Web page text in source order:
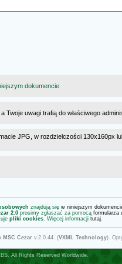
dokumencie
, a Twoje uwagi trafią do właściwego
JPG, w rozdzielczości 130x160px
znajdują się w niniejszym
2.0 prosimy zgłaszać za pomocą formularza
pliki cookies. Więcej informacji tutaj.
MSC Cezar v.2.0.44. (VXML Technology).
. All Rights Reserved Worldwide.